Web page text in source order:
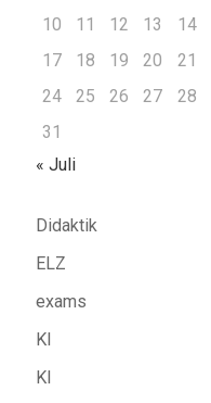
10
11 12 13 14
17
18 19 20 21
24
25 26 27 28
31
« Juli
Didaktik
ELZ
exams
KI
KI